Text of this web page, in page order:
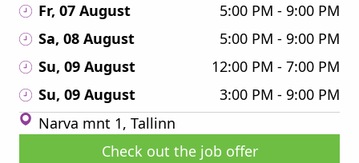
Fr, 07 August
5:00 PM - 9:00 PM
Sa, 08 August
5:00 PM - 9:00 PM
Su, 09 August
12:00 PM - 7:00 PM
Su, 09 August
3:00 PM - 9:00 PM
Narva mnt 1, Tallinn
Check out the job offer